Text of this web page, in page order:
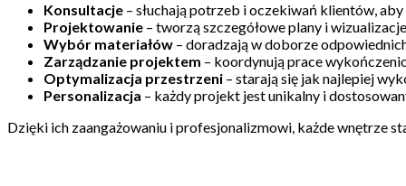
Konsultacje – słuchają potrzeb i oczekiwań klientów,
Projektowanie – tworzą szczegółowe plany i
Wybór materiałów – doradzają w doborze
Zarządzanie projektem – koordynują prace
Optymalizacja przestrzeni – starają się jak najlepiej
Personalizacja – każdy projekt jest unikalny i
Dzięki ich zaangażowaniu i profesjonalizmowi, każde wnętrze